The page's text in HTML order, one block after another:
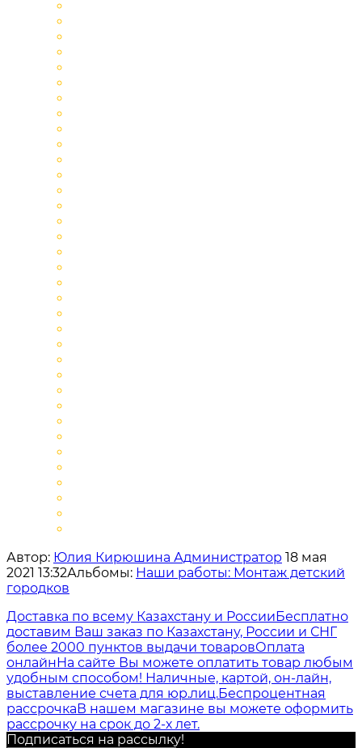
Автор: Юлия Кирюшина Администратор 18 мая
2021 13:32Альбомы: Наши работы: Монтаж детский
городков
Доставка по всему Казахстану и РоссииБесплатно
доставим Ваш заказ по Казахстану, России и СНГ
более 2000 пунктов выдачи товаровОплата
онлайнНа сайте Вы можете оплатить товар любым
удобным способом! Наличные, картой, он-лайн,
выставление счета для юр.лиц.Беспроцентная
рассрочкаВ нашем магазине вы можете оформить
рассрочку на срок до 2-х лет.
Подписаться на рассылкy!